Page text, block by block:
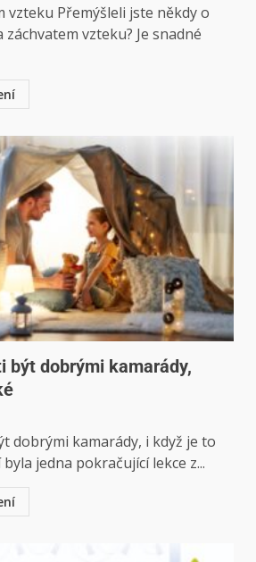
vzteku Přemýšleli jste někdy o
vzteku? Je snadné
být dobrými kamarády,
dobrými kamarády, i když je to
jedna pokračující lekce z...